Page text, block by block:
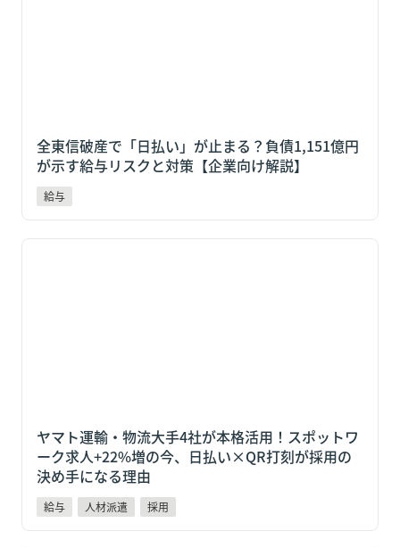
全東信破産で「日払い」が止まる？負債1,151億円
が示す給与リスクと対策【企業向け解説】
給与
ヤマト運輸・物流大手4社が本格活用！スポットワーク
ヤマト運輸・物流大手4社が本格活用！スポットワ
ーク求人+22%増の今、日払い×QR打刻が採用の
決め手になる理由
給与 人材派遣 採用